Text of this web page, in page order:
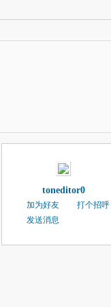
toneditor0
加为好友
打个招呼
发送消息